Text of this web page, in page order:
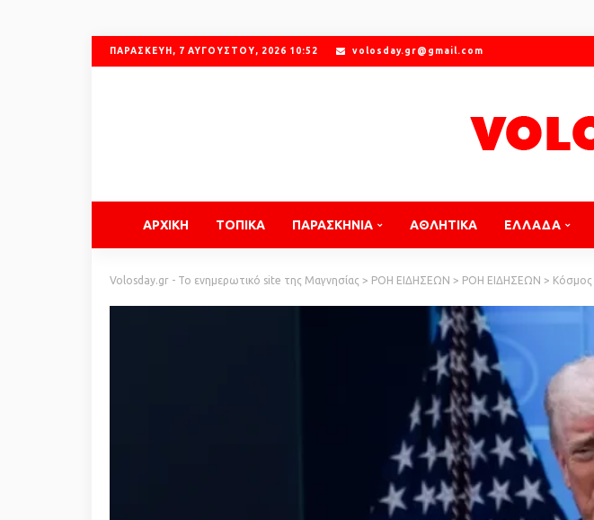
ΠΑΡΑΣΚΕΥΉ, 7 ΑΥΓΟΎΣΤΟΥ, 2026 10:52 volosday.gr@gmail.com
ΑΡΧΙΚΗ ΤΟΠΙΚΑ ΠΑΡΑΣΚΗΝΙΑ ΑΘΛΗΤΙΚΑ ΕΛΛΑΔΑ
Volosday.gr - Το ενημερωτικό site της Μαγνησίας > ΡΟΗ ΕΙΔΗΣΕΩΝ > ΡΟΗ ΕΙΔΗΣΕΩΝ > Κόσμος